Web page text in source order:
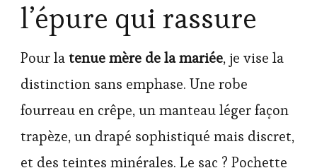
l’épure qui rassure
Pour latenue mère de la mariée, je vise la
distinction sans emphase. Une robe
fourreau en crêpe, un manteau léger façon
trapèze, un drapé sophistiqué mais discret,
et des teintes minérales. Le sac ? Pochette